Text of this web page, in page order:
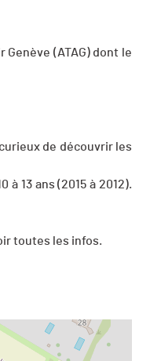
Genève (ATAG) dont le
de découvrir les
13 ans (2015 à 2012).
toutes les infos.